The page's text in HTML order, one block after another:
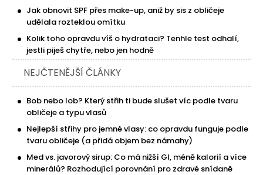
Jak obnovit SPF přes make-up, aniž by sis z obličeje
udělala rozteklou omítku
Kolik toho opravdu víš o hydrataci? Tenhle test odhalí,
jestli piješ chytře, nebo jen hodně
NEJČTENĚJŠÍ ČLÁNKY
Bob nebo lob? Který střih ti bude slušet víc podle tvaru
obličeje a typu vlasů
Nejlepší střihy pro jemné vlasy: co opravdu funguje podle
tvaru obličeje (a přidá objem bez námahy)
Med vs. javorový sirup: Co má nižší GI, méně kalorií a více
minerálů? Rozhodující porovnání pro zdravé snídaně